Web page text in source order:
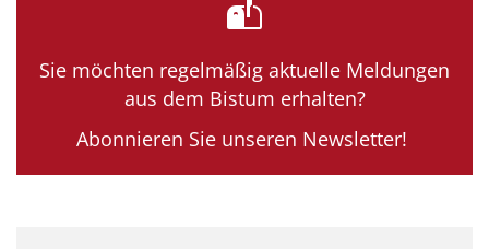
Sie möchten regelmäßig aktuelle Meldungen
aus dem Bistum erhalten?
Abonnieren Sie unseren Newsletter!